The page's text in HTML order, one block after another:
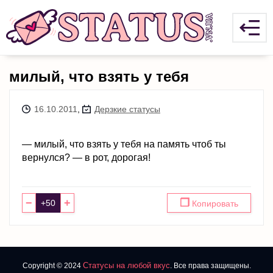
милый, что взять у тебя
16.10.2011 Дерзкие статусы
— милый, что взять у тебя на память чтоб ты
вернулся? — в рот, дорогая!
− + ❐ Копировать
Copyright © 2024 Статусы на любой вкус. Все права защищены.